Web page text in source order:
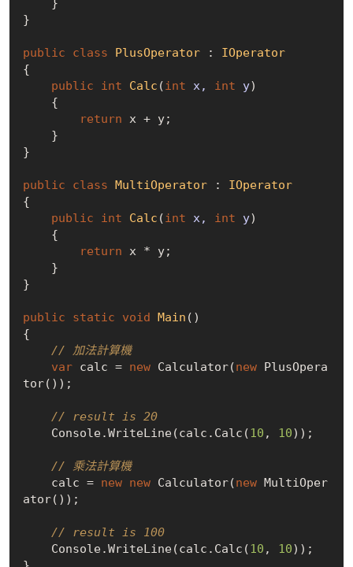
}
public class PlusOperator : IOperator
{
public
int Calc (int x, int y)
return x + y;
}
public class MultiOperator : IOperator
{
public
int Calc (int x, int y)
return x * y;
}
public static void Main ( )
{
// 加法計算機
var calc = new Calculator(new PlusOpera
tor());
// result is 20
    Console.WriteLine(calc.Calc(
10 , 10));
// 乘法計算機
    calc =
new new Calculator(new MultiOper
ator());
// result is 100
    Console.WriteLine(calc.Calc(
10 , 10));